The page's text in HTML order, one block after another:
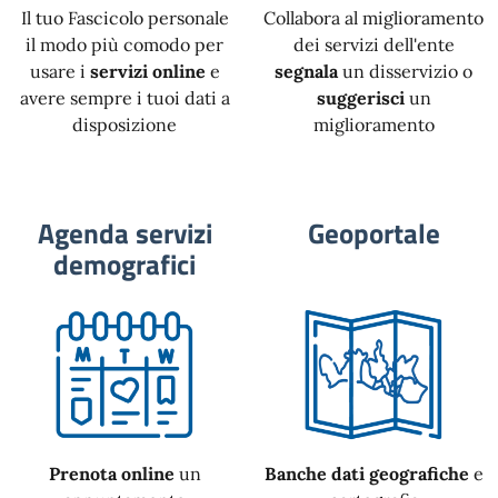
Il tuo Fascicolo personale
il modo più comodo per
usare i servizi online e
avere sempre i tuoi dati a
disposizione
Collabora al miglioramento
dei servizi dell'ente
segnala un disservizio o
suggerisciun
miglioramento
Agenda servizi
demografici
Prenota online un
Geoportale
Banche dati geografiche e